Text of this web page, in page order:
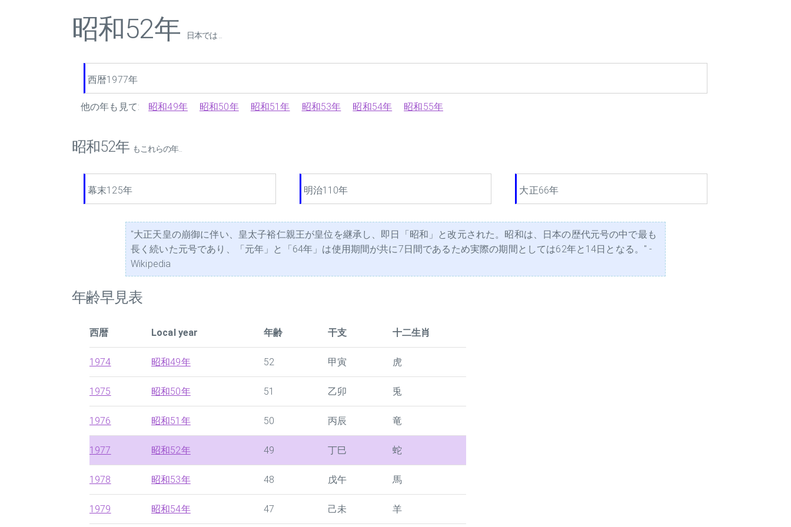
昭和52年 日本では ...
西暦1977年
他の年も見て: 昭和49年 昭和50年 昭和51年 昭和53年 昭和54年 昭和55年
昭和52年 もこれらの年...
幕末125年 明治110年 大正66年
"大正天皇の崩御に伴い、皇太子裕仁親王が皇位を継承し、即日「昭和」と改元された。昭和は、日本の歴代元号の中で最も
長く続いた元号であり、「元年」と「64年」は使用期間が共に7日間であるため実際の期間としては62年と14日となる。" -
Wikipedia
年齢早見表
西暦 Local year 年齢 干支 十二生肖
1974 昭和49年 52 甲寅 虎
1975 昭和50年 51 乙卯 兎
1976 昭和51年 50 丙辰 竜
1977 昭和52年 49 丁巳 蛇
1978 昭和53年 48 戊午 馬
1979 昭和54年 47 己未 羊